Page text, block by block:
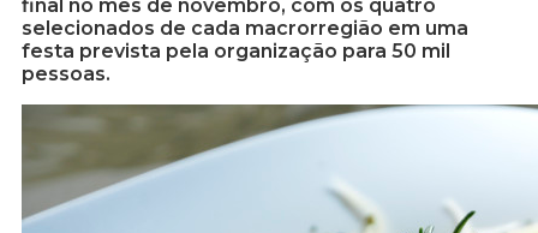
final no mês de novembro, com os quatro
selecionados de cada macrorregião em uma
festa prevista pela organização para 50 mil
pessoas.